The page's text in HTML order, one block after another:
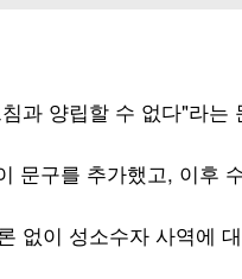
과 양립할 수 없다"라는
문구를 추가했고, 이후
없이 성소수자 사역에